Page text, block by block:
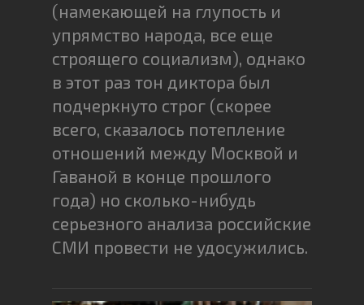
(намекающей на глупость и
упрямство народа, все еще
строящего социализм), однако
в этот раз тон диктора был
подчеркнуто строг (скорее
всего, сказалось потепление
отношений между Москвой и
Гаваной в конце прошлого
года) но сколько-нибудь
серьезного анализа российские
СМИ провести не удосужились.